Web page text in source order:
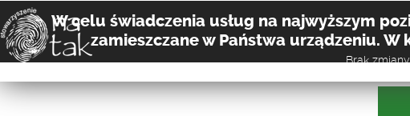
W celu świadczenia usług na najwyższym
zamieszczane w Państwa urządzeniu.
Brak